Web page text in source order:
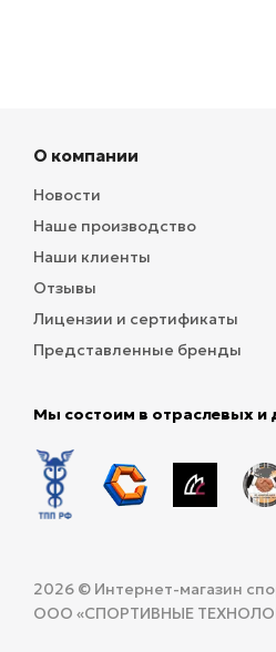
О компании
Новости
Наше производство
Наши клиенты
Отзывы
Лицензии и сертификаты
Представленные бренды
Мы состоим в отраслевых
2026 © Интернет-магазин
ООО «СПОРТИВНЫЕ